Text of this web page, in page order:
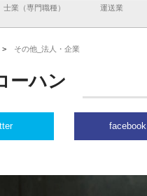
士業（専門職種） 運送業
その他_法人・企業
ーハン
facebook